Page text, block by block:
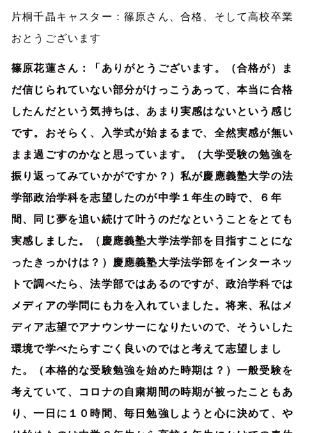
片桐千晶キャスター：篠原さん、合格、そして高校卒業
おとうございます
篠原花蓮さん：「ありがとうございます。（合格が）ま
だ信じられていない部分がけっこうあって、本当に合格
したんだという気持ちは、あまり実感はないという感じ
です。おそらく、入学式が始まるまで、全然実感が無い
まま過ごすのかなと思っています。（大学受験の勉強を
振り返ってみていかがですか？）私が慶應義塾大学の法
学部政治学科を志望したのが中学１年生の時で、６年
間、同じ夢を追い続けて叶うのだなということをとても
実感しました。（慶應義塾大学法学部を目指すことにな
ったきっかけは？）慶應義塾大学法学部をインターネッ
トで調べたら、法学部ではあるのですが、政治学科では
メディアの学問にも力を入れていました。将来、私はメ
ディア志望でアナウンサーになりたいので、そういした
環境で学べたらすごく良いのではと考えて志望しまし
た。（本格的な受験勉強を始めた時期は？）一般受験を
考えていて、コロナの自粛期間の時期が被ったこともあ
り、一日に１０時間、毎日勉強しようと心に決めて、や